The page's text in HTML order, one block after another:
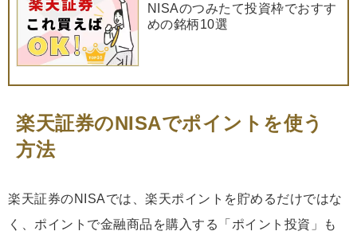
NISAのつみたて投資枠でおすす
めの銘柄10選
楽天証券のNISAでポイントを使う
方法
楽天証券のNISAでは、楽天ポイントを貯めるだけではな
く、ポイントで金融商品を購入する「ポイント投資」も